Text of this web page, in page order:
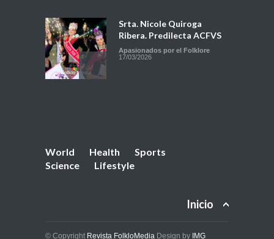
Srta. Nicole Quiroga
Ribera. Predilecta ACFVS
Apasionados por el Folklore
17/03/2026
Fraternidades / Asociaciones
17/01/2025
ASCOFOVIC de los
World Health
Sports
Science
Lifestyle
Inicio
© Copyright Revista FolkloMedia Design by IMG